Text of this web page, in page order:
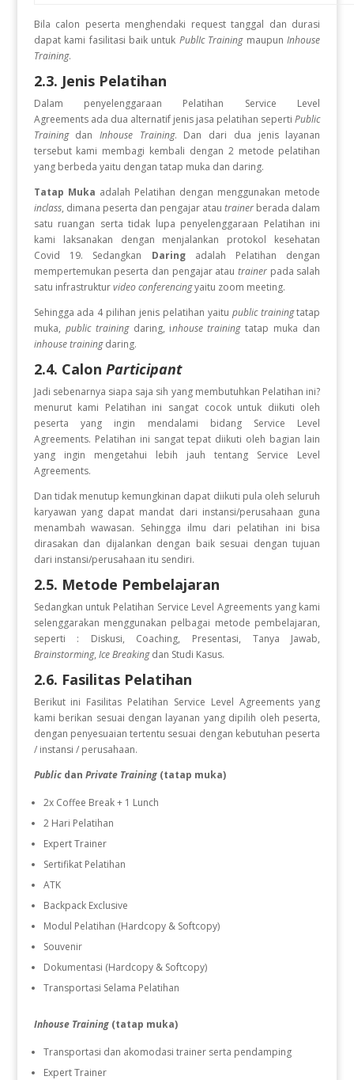
Bila calon peserta menghendaki request tanggal dan durasi
dapat kami fasilitasi baik untuk PublIc TrainingmaupunInhouse
Training.
2.3. Jenis Pelatihan
Dalam penyelenggaraan Pelatihan Service Level
Agreementsada dua alternatif jenis jasa pelatihan sepertiPublic
TrainingdanInhouse Training. Dan dari dua jenis layanan
tersebut kami membagi kembali dengan 2 metode pelatihan
yang berbeda yaitu dengan tatap muka dan daring.
Tatap Muka adalah Pelatihan dengan menggunakan metode
inclass, dimana peserta dan pengajar atautrainer berada dalam
satu ruangan serta tidak lupa penyelenggaraan Pelatihan ini
kami laksanakan dengan menjalankan protokol kesehatan
Covid 19. Sedangkan Daring adalah Pelatihan dengan
mempertemukan peserta dan pengajar atautrainer pada salah
satu infrastrukturvideo conferencingyaitu zoom meeting.
Sehingga ada 4 pilihan jenis pelatihan yaitu public trainingtatap
muka, public trainingdaring, inhouse trainingtatap muka dan
inhouse trainingdaring.
2.4. Calon Participant
Jadi sebenarnya siapa saja sih yang membutuhkan Pelatihan ini?
menurut kami Pelatihan ini sangat cocok untuk diikuti oleh
peserta yang ingin mendalami bidang Service Level
Agreements. Pelatihan ini sangat tepat diikuti oleh bagian lain
yang ingin mengetahui lebih jauh tentang Service Level
Agreements.
Dan tidak menutup kemungkinan dapat diikuti pula oleh seluruh
karyawan yang dapat mandat dari instansi/perusahaan guna
menambah wawasan. Sehingga ilmu dari pelatihan ini bisa
dirasakan dan dijalankan dengan baik sesuai dengan tujuan
dari instansi/perusahaan itu sendiri.
2.5. Metode Pembelajaran
Sedangkan untuk Pelatihan Service Level Agreements yang kami
selenggarakan menggunakan pelbagai metode pembelajaran,
seperti : Diskusi, Coaching, Presentasi, Tanya Jawab,
Brainstorming, Ice Breakingdan Studi Kasus.
2.6. Fasilitas Pelatihan
Berikut ini Fasilitas Pelatihan Service Level Agreementsyang
kami berikan sesuai dengan layanan yang dipilih oleh peserta,
dengan penyesuaian tertentu sesuai dengan kebutuhan peserta
/ instansi / perusahaan.
Publicdan Private Training (tatap muka)
2x Coffee Break + 1 Lunch
2 Hari Pelatihan
Expert Trainer
Sertifikat Pelatihan
ATK
Backpack Exclusive
Modul Pelatihan (Hardcopy & Softcopy)
Souvenir
Dokumentasi (Hardcopy & Softcopy)
Transportasi Selama Pelatihan
Inhouse Training (tatap muka)
Transportasi dan akomodasi trainer serta pendamping
Expert Trainer